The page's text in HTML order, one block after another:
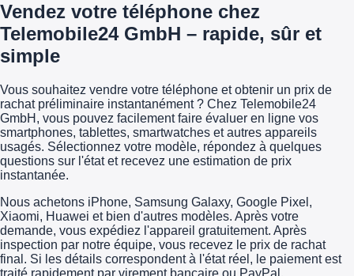
Vendez votre téléphone chez
Telemobile24 GmbH – rapide, sûr et
simple
Vous souhaitez vendre votre téléphone et obtenir un prix de
rachat préliminaire instantanément ? Chez Telemobile24
GmbH, vous pouvez facilement faire évaluer en ligne vos
smartphones, tablettes, smartwatches et autres appareils
usagés. Sélectionnez votre modèle, répondez à quelques
questions sur l'état et recevez une estimation de prix
instantanée.
Nous achetons iPhone, Samsung Galaxy, Google Pixel,
Xiaomi, Huawei et bien d'autres modèles. Après votre
demande, vous expédiez l'appareil gratuitement. Après
inspection par notre équipe, vous recevez le prix de rachat
final. Si les détails correspondent à l'état réel, le paiement est
traité rapidement par virement bancaire ou PayPal.